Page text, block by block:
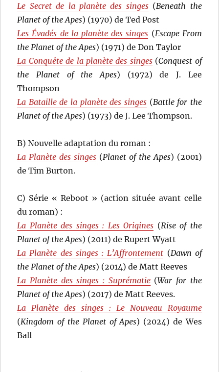
Le Secret de la planète des singes(Beneath the
Planet of the Apes) (1970) de Ted Post
Les Évadés de la planète des singes (Escape From
the Planet of the Apes) (1971) de Don Taylor
La Conquête de la planète des singes(Conquest of
the Planet of the Apes) (1972) de J. Lee
Thompson
La Bataille de la planète des singes(Battle for the
Planet of the Apes) (1973) de J. Lee Thompson.
B) Nouvelle adaptation du roman :
La Planète des singes (Planet of the Apes) (2001)
de Tim Burton.
C) Série « Reboot » (action située avant celle
du roman) :
La Planète des singes : Les Origines (Rise of the
Planet of the Apes) (2011) de Rupert Wyatt
La Planète des singes : L’Affrontement (Dawn of
the Planet of the Apes) (2014) de Matt Reeves
La Planète des singes : Suprématie(War for the
Planet of the Apes) (2017) de Matt Reeves.
La Planète des singes : Le Nouveau Royaume
(Kingdom of the Planet of Apes) (2024) de Wes
Ball